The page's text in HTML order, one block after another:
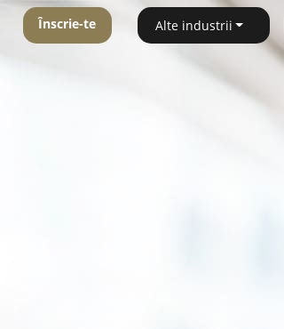
Înscrie-te Alte industrii